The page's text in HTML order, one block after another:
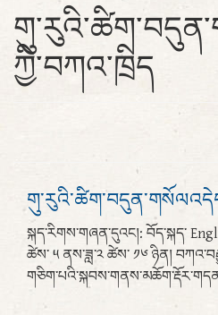
ཀྱི་བཀའ་ཁྲིད
སྐད་རིགས་གཞན་དུའང།: བོད་སྐད་
ཚེས་ ༥ ནས་ཟླ་༢ ཚེས་ ༡༦ ཉིན།